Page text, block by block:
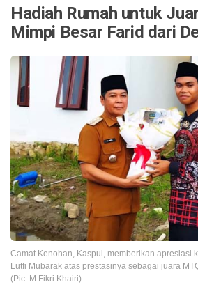
Hadiah Rumah untuk
Mimpi Besar Farid dari
Camat Kenohan, Kaspul, memberikan apresiasi
Lutfi Mubarak atas prestasinya sebagai juara
(Pic: M Fikri Khairi)